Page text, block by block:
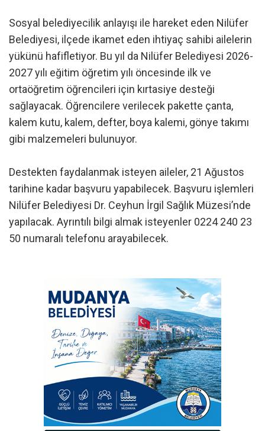
Sosyal belediyecilik anlayışı ile hareket eden Nilüfer
Belediyesi, ilçede ikamet eden ihtiyaç sahibi ailelerin
yükünü hafifletiyor. Bu yıl da Nilüfer Belediyesi 2026-
2027 yılı eğitim öğretim yılı öncesinde ilk ve
ortaöğretim öğrencileri için kırtasiye desteği
sağlayacak. Öğrencilere verilecek pakette çanta,
kalem kutu, kalem, defter, boya kalemi, gönye takımı
gibi malzemeleri bulunuyor.
Destekten faydalanmak isteyen aileler, 21 Ağustos
tarihine kadar başvuru yapabilecek. Başvuru işlemleri
Nilüfer Belediyesi Dr. Ceyhun İrgil Sağlık Müzesi’nde
yapılacak. Ayrıntılı bilgi almak isteyenler 0224 240 23
50 numaralı telefonu arayabilecek.